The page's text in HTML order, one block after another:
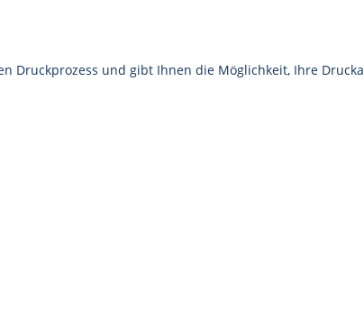
Druckprozess und gibt Ihnen die Möglichkeit, Ihre